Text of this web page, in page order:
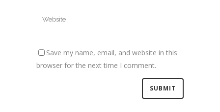
Save my name, email, and website in this
browser for the next time I comment.